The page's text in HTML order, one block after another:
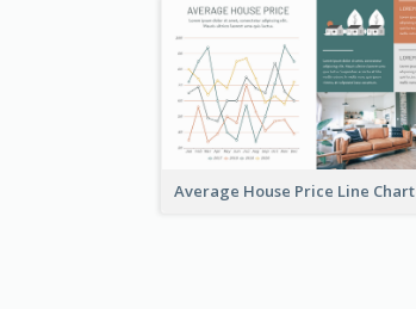
Average House Price Line Chart